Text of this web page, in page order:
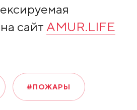
сайт AMUR.LIFE
#ПОЖАРЫ